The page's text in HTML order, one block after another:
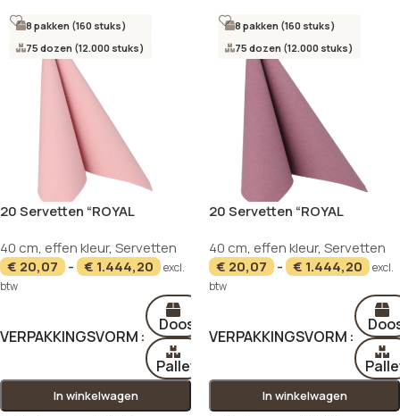
8 pakken (160 stuks)
75 dozen (12.000 stuks)
20 Servetten “ROYAL
40 cm lichtroze
40 cm, effen kleur, Servetten
€ 20,07 - € 1.444,20
excl.
btw
VERPAKKINGSVORM
Doos
Pallet
In winkelwagen
8 pakken (160 stuks)
75 dozen (12.000 stuks)
20 Servetten “ROYAL
40 cm pruim
40 cm, effen kleur, Servetten
€ 20,07 - € 1.444,20
excl.
btw
VERPAKKINGSVORM
In winkelwagen